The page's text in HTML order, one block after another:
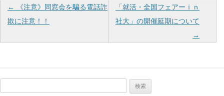
投
稿
ー
シ
←
《注意》同窓会を騙る電話詐
欺に注意！！
「就活・全国フェアーｉｎ
社大」の開催延期について
→